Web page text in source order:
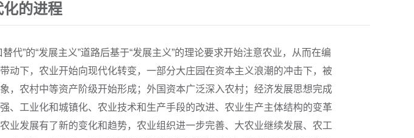
的进程
”的“发展主义”道路后基于“发展主义”的理论要求开始注意农业，从而在编
下，农业开始向现代化转变，一部分大庄园在资本主义浪潮的冲击下，被
，农村中等资产阶级开始形成；外国资本广泛深入农村；经济发展思想完成
、工业化和城镇化、农业技术和生产手段的改进、农业生产主体结构的变革
业发展有了新的变化和趋势，农业组织进一步完善、大农业继续发展、农工